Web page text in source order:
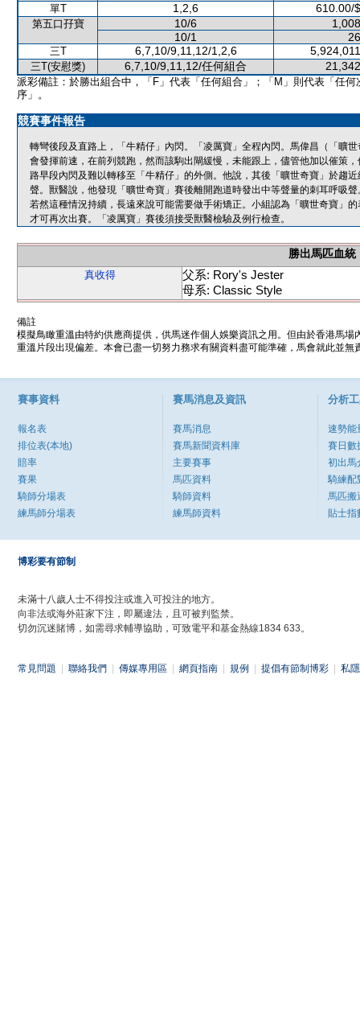
單T 1,2,6 610.00/
第五口孖寶 10/6
10/1
三T 6,7,10/9,11,12/1,2,6
三T(安慰獎) 6,7,10/9,11,12/任何組合
派彩備註：於勝出組合中，「F」代表「任何組合」；「M」則代表「任何
序」。
競賽事件報告
轉彎後段及直路上，「牛精仔」內閃。「凌厲寶」全程內閃。馬偉昌（「曠
會發揮前速，在前列競跑，然而該駒出閘緩慢，未能跟上，儘管他加以催策
路早段內閃及難以轉移至「牛精仔」的外側。他說，其後「曠世奇寶」於趨
聲。獸醫說，他發現「曠世奇寶」賽後離開跑道時發出中等聲量的刺耳呼吸
若然這種情況持續，長遠來說可能需要做手術矯正。小組認為「曠世奇寶」
才可再次出賽。「凌厲寶」賽後須接受獸醫檢驗及例行檢查。
勝出馬匹血統
真收得
父系: Rory's Jester
母系: Classic Style
備註
模擬鳥瞰重溫由特約供應商提供，供馬迷作個人娛樂資訊之用。但由於香港馬
重溫片段出現偏差。本會已盡一切努力務求有關資料盡可能準確，馬會就此並
賽事資料
報名表
排位表(本地)
賠率
賽果
騎師分場表
練馬師分場表
賽馬消息及資訊
賽馬消息
賽馬新聞資料庫
主要賽事
馬匹資料
騎師資料
練馬師資料
分析
速勢能
賽日數
初出馬
騎練配
馬匹搬
貼士指
博彩要有節制
未滿十八歲人士不得投注或進入可投注的地方。
向非法或海外莊家下注，即屬違法，且可被判監禁。
切勿沉迷賭博，如需尋求輔導協助，可致電平和基金熱線1834 633。
常見問題 聯絡我們 傳媒專用區 網頁指南 規例 提倡有節制博彩 私